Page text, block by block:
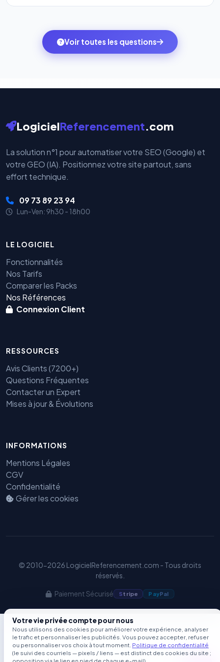
l'onglet« Migrer votre pack »pour basculer en
ambitions du moment — sans perdre vos données ni
votre historique.
monde. Vos données bancaires ne transitent jamais
par nos serveurs — elles sont gérées directement et
Voir toutes les questions
LogicielReferencement.com
La solution n°1 pour automatiser votre SEO (Google) et
votre GEO (IA). Positionnez votre site partout, sans
effort technique.
09 73 89 23 94
Lun-Ven: 9h30 - 18h00
LE LOGICIEL
Fonctionnalités
Nos Tarifs
Comparer les Packs
Nos Références
Connexion Client
RESSOURCES
Avis Clients (7200+)
Questions Fréquentes
Contacter un Expert
Mises à jour & Évolutions
INFORMATIONS
Mentions Légales
CGV
Confidentialité
Gérer les cookies
© 2010-2026 LogicielReferencement.com - Tous droits
réservés.
Paiement Sécurisé Stripe PayPal
Votre vie privée compte pour nous
Nous utilisons des cookies pour améliorer votre expérience, analyser
le trafic et personnaliser les publicités. Vous pouvez accepter, refuser
ou personnaliser vos choix à tout moment. Politique de confidentialité
(le suivi des courriels — pixels / liens — est distinct des cookies du site ;